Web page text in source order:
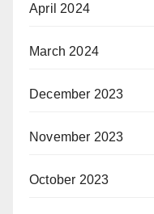
April 2024
March 2024
December 2023
November 2023
October 2023